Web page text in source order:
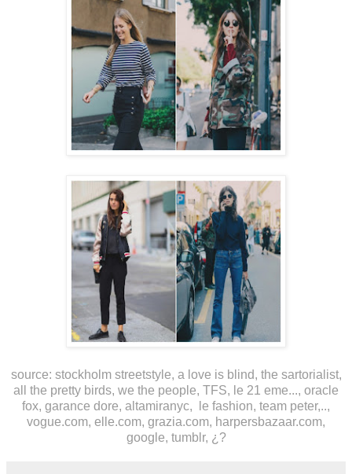
source: stockholm streetstyle, a love is blind, the sartorialist,
all the pretty birds, we the people, TFS, le 21 eme..., oracle
fox, garance dore, altamiranyc, le fashion, team peter,..,
vogue.com, elle.com, grazia.com, harpersbazaar.com,
google, tumblr, ¿?